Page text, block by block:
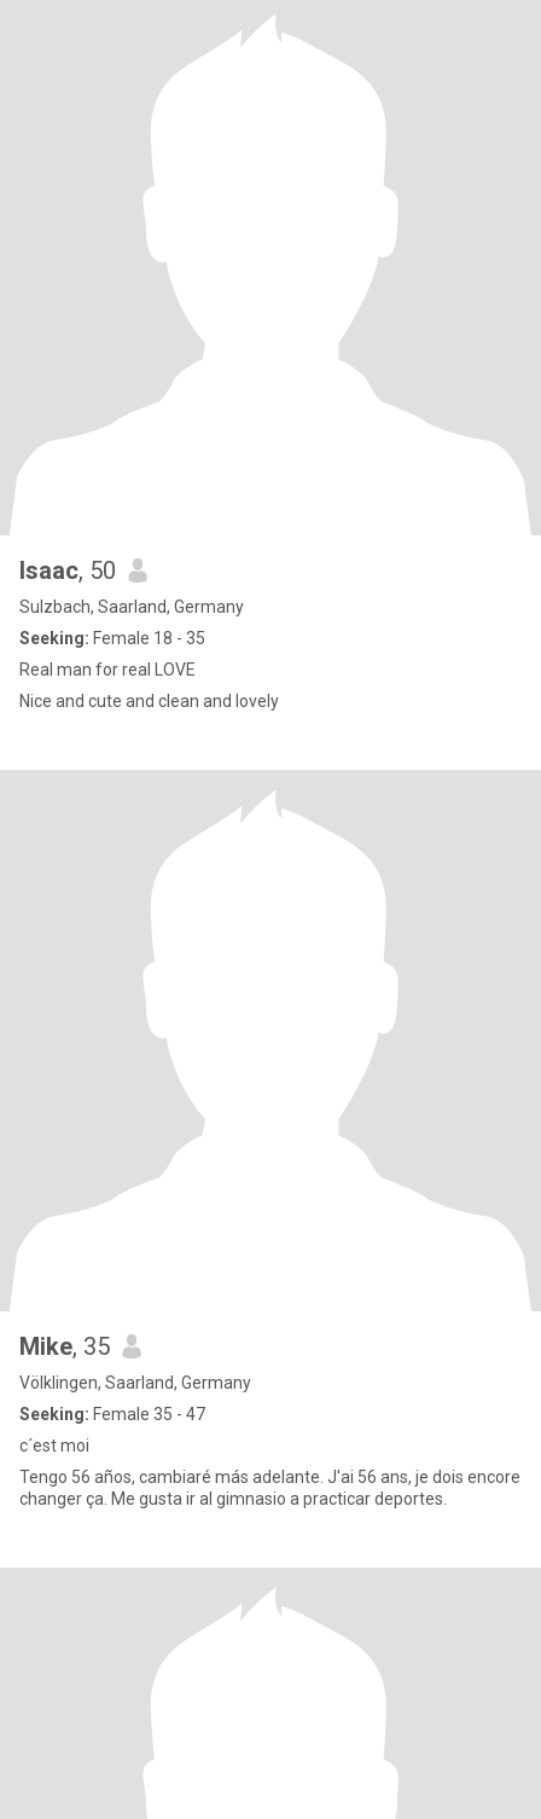
Isaac, 50
Sulzbach, Saarland, Germany
Seeking: Female 18 - 35
Real man for real LOVE
Nice and cute and clean and lovely
Mike, 35
Völklingen, Saarland, Germany
Seeking: Female 35 - 47
c´est moi
Tengo 56 años, cambiaré más adelante. J'ai 56 ans, je dois encore
changer ça. Me gusta ir al gimnasio a practicar deportes.